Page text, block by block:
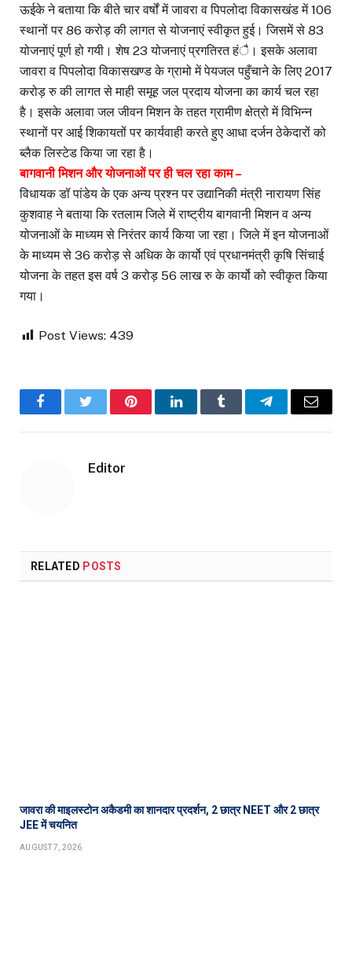
ऊईके ने बताया कि बीते चार वर्षों में जावरा व पिपलोदा विकासखंड में 106
स्थानों पर 86 करोड़ की लागत से योजनाएं स्वीकृत हुई। जिसमें से 83
योजनाएं पूर्ण हो गयी। शेष 23 योजनाएं प्रगतिरत हंै। इसके अलावा
जावरा व पिपलोदा विकासखण्ड के ग्रामो में पेयजल पहुँचाने के लिए 2017
करोड़ रु की लागत से माही समूह जल प्रदाय योजना का कार्य चल रहा
है। इसके अलावा जल जीवन मिशन के तहत ग्रामीण क्षेत्रो में विभिन्न
स्थानों पर आई शिकायतों पर कार्यवाही करते हुए आधा दर्जन ठेकेदारों को
ब्लैक लिस्टेड किया जा रहा है।
बागवानी मिशन और योजनाओं पर ही चल रहा काम –
विधायक डॉ पांडेय के एक अन्य प्रश्न पर उद्यानिकी मंत्री नारायण सिंह
कुशवाह ने बताया कि रतलाम जिले में राष्ट्रीय बागवानी मिशन व अन्य
योजनाओं के माध्यम से निरंतर कार्य किया जा रहा। जिले में इन योजनाओं
के माध्यम से 36 करोड़ से अधिक के कार्यो एवं प्रधानमंत्री कृषि सिंचाई
योजना के तहत इस वर्ष 3 करोड़ 56 लाख रु के कार्यो को स्वीकृत किया
गया।
Post Views: 439
FacebookTwitter PinterestLinkedInTumblr TelegramEmail
Editor
RELATED POSTS
जावरा की माइलस्टोन अकैडमी का शानदार प्रदर्शन, 2 छात्र NEET और 2 छात्र
JEE में चयनित
AUGUST 7, 2026